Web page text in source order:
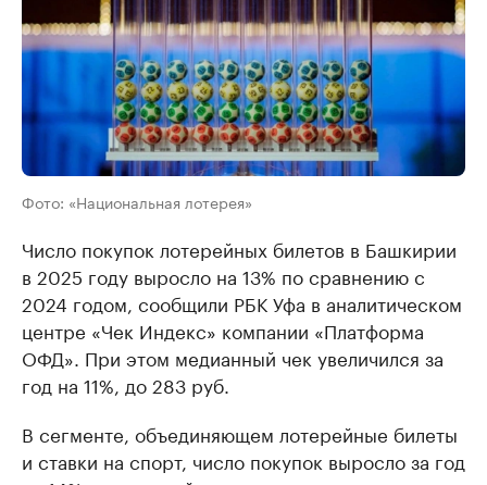
Фото: «Национальная лотерея»
Число покупок лотерейных билетов в Башкирии
в 2025 году выросло на 13% по сравнению с
2024 годом, сообщили РБК Уфа в аналитическом
центре «Чек Индекс» компании «Платформа
ОФД». При этом медианный чек увеличился за
год на 11%, до 283 руб.
В сегменте, объединяющем лотерейные билеты
и ставки на спорт, число покупок выросло за год